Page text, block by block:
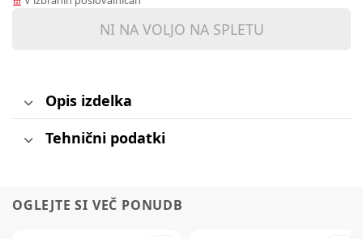
NI NA VOLJO NA SPLETU
Opis izdelka
Tehnični podatki
OGLEJTE SI VEČ PONUDB